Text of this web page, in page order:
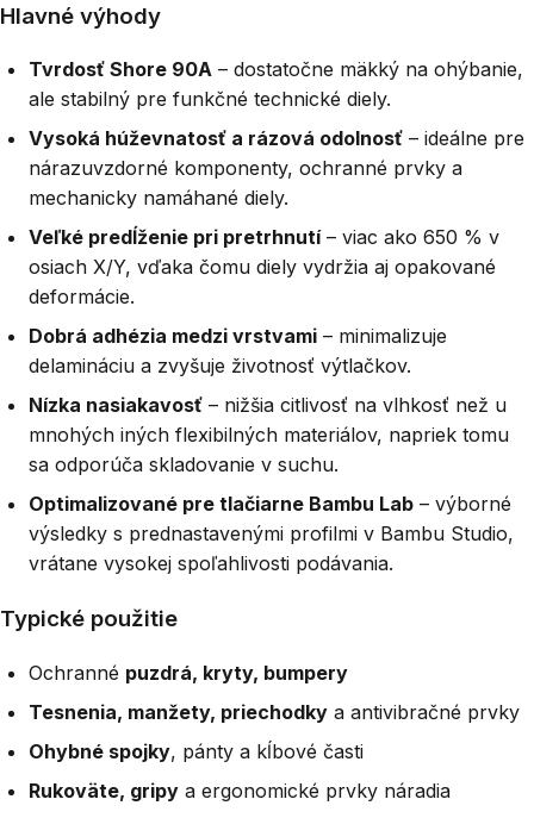
Hlavné výhody
Tvrdosť Shore 90A – dostatočne mäkký na ohýbanie,
ale stabilný pre funkčné technické diely.
Vysoká húževnatosť a rázová odolnosť – ideálne pre
nárazuvzdorné komponenty, ochranné prvky a
mechanicky namáhané diely.
Veľké predĺženie pri pretrhnutí– viac ako 650 % v
osiach X/Y, vďaka čomu diely vydržia aj opakované
deformácie.
Dobrá adhézia medzi vrstvami – minimalizuje
delamináciu a zvyšuje životnosť výtlačkov.
Nízka nasiakavosť – nižšia citlivosť na vlhkosť než u
mnohých iných flexibilných materiálov, napriek tomu
sa odporúča skladovanie v suchu.
Optimalizované pre tlačiarne Bambu Lab – výborné
výsledky s prednastavenými profilmi v Bambu Studio,
vrátane vysokej spoľahlivosti podávania.
Typické použitie
Ochranné puzdrá, kryty, bumpery
Tesnenia, manžety, priechodky a antivibračné prvky
Ohybné spojky, pánty a kĺbové časti
Rukoväte, gripy a ergonomické prvky náradia